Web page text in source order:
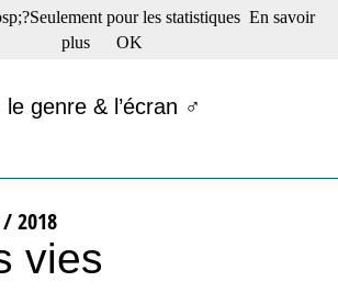
☰ Menu
le genre & l’écran ♂
2018
vies
pour les statistiques En savoir
plus
OK